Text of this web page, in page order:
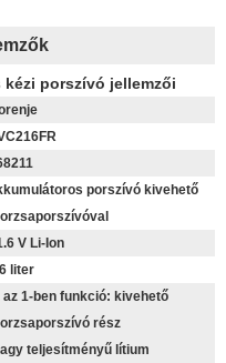
kézi porszívó jellemzői
porszívó kivehető
V Li-Ion
liter
az 1-ben funkció: kivehető
rész
teljesítményű lítium